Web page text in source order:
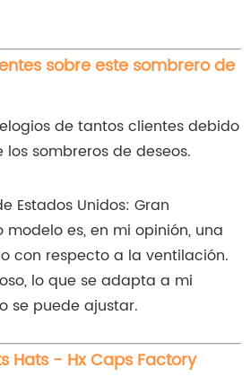
sobre este sombrero de
de tantos clientes debido
sombreros de deseos.
Estados Unidos: Gran
modelo es, en mi opinión, una
con respecto a la ventilación.
lo que se adapta a mi
se puede ajustar.
Hats - Hx Caps Factory